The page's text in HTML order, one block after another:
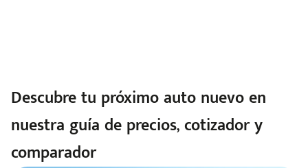
Descubre tu próximo auto nuevo en
nuestra guía de precios, cotizador y
comparador